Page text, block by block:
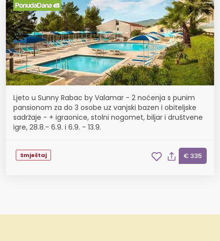
Ljeto u Sunny Rabac by Valamar - 2 noćenja s punim
pansionom za do 3 osobe uz vanjski bazen i obiteljske
sadržaje - + igraonice, stolni nogomet, biljar i društvene
igre, 28.8.- 6.9. i 6.9. - 13.9.
Smještaj € 335